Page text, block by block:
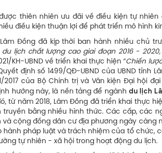
thiên nhiên ưu đãi về điều kiện tự
điều kiện thuận lợi để phát triển mô hình
Đồng đã kịp thời ban hành nhiều chủ
lịch chất lượng cao giai đoạn 2016 -
KH-UBND về triển khai thực hiện “Chiến
định số 1499/QĐ-UBND của UBND tỉnh
2017 của Bộ Chính trị và Văn kiện Đại hội
hướng này, là nền tảng để ngành du lịch
từ năm 2018, Lâm Đồng đã triển khai thực
bằng nhiều hình thức. Các cấp, các
và cộng đồng dân cư địa phương ngày càng
pháp luật và trách nhiệm của tổ chức,
tự nhiên - xã hội trong hoạt động du lịch.